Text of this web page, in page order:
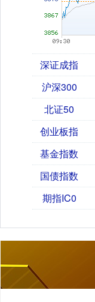
深证成指
沪深300
北证50
创业板指
基金指数
国债指数
期指IC0